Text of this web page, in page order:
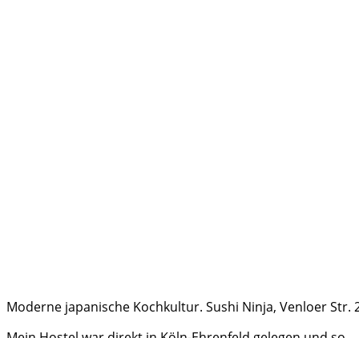
Moderne japanische Kochkultur. Sushi Ninja, Venloer Str.